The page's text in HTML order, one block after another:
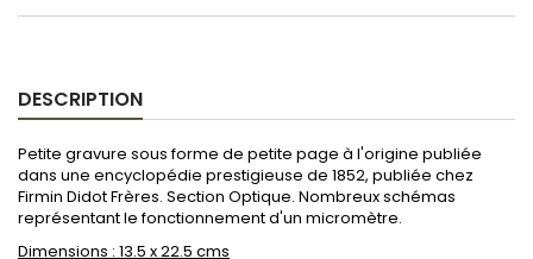
DESCRIPTION
Petite gravure sous forme de petite page à l'origine publiée
dans une encyclopédie prestigieuse de 1852, publiée chez
Firmin Didot Frères. Section Optique. Nombreux schémas
représentant le fonctionnement d'un micromètre.
Dimensions : 13.5 x 22.5 cms